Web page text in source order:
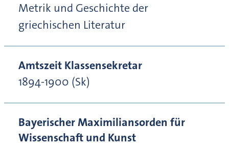
Metrik und Geschichte der
griechischen Literatur
Amtszeit Klassensekretar
1894-1900 (Sk)
Bayerischer Maximiliansorden für
Wissenschaft und Kunst